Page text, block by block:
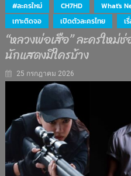
#ละครใหม่ CH7HD What's
เกาะติดจอ
เปิดตัวละครไทย เ
“หลวงพ่อเสือ” ละครใหม่
นักแสดงมีใครบ้าง
25 กรกฎาคม 2026